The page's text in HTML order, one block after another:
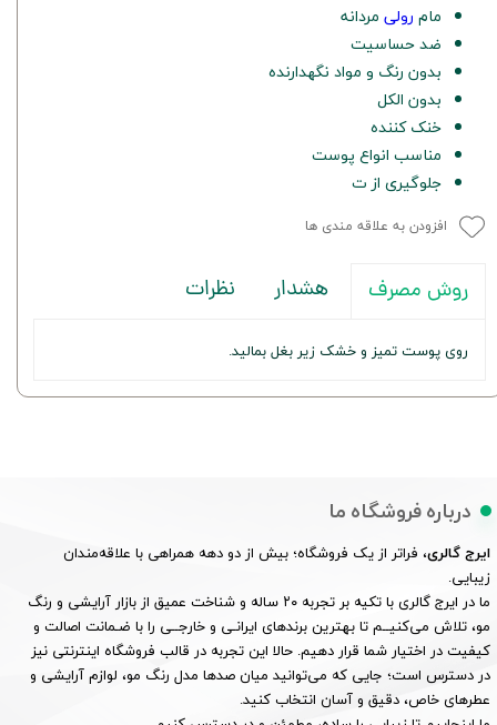
مام رولی مردانه
ضد حساسیت
بدون رنگ و مواد نگهدارنده
بدون الکل
خنک کننده
مناسب انواع پوست
جلوگیری از ت
افزودن به علاقه مندی ها
روش مصرف هشدار نظرات
روی پوست تمیز و خشک زیر بغل بمالید.
درباره فروشگاه ما
ایرج گالری، فراتر از یک فروشگاه؛ بیش از دو دهه همراهی با علاقه‌مندان
زیبایی.
ما در ایرج گالری با تکیه بر تجربه ۲۰ ساله و شناخت عمیق از بازار آرایشی و رنگ
مو، تلاش می‌کنیــم تا بهترین برندهای ایرانـی و خارجــی را با ضـمانت اصالت و
کیفیت در اختیار شما قرار دهیم. حالا این تجربه در قالب فروشگاه اینترنتی نیز
در دسترس است؛ جایی که می‌توانید میان صدها مدل رنگ مو، لوازم آرایشی و
عطرهای خاص، دقیق و آسان انتخاب کنید.